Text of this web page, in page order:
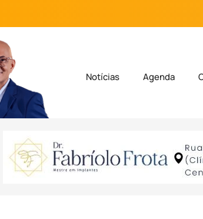
Notícias Agenda